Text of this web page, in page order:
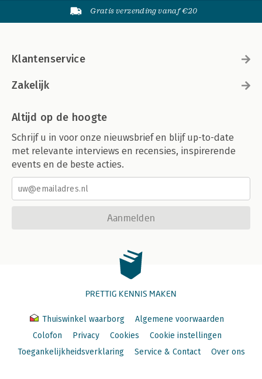
Gratis verzending vanaf €20
Klantenservice
Zakelijk
Altijd op de hoogte
Schrijf u in voor onze nieuwsbrief en blijf up-to-date
met relevante interviews en recensies, inspirerende
events en de beste acties.
Aanmelden
PRETTIG KENNIS MAKEN
Thuiswinkel waarborg
Algemene voorwaarden
Colofon
Privacy Cookies
Cookie instellingen
Toegankelijkheidsverklaring
Service & Contact Over ons